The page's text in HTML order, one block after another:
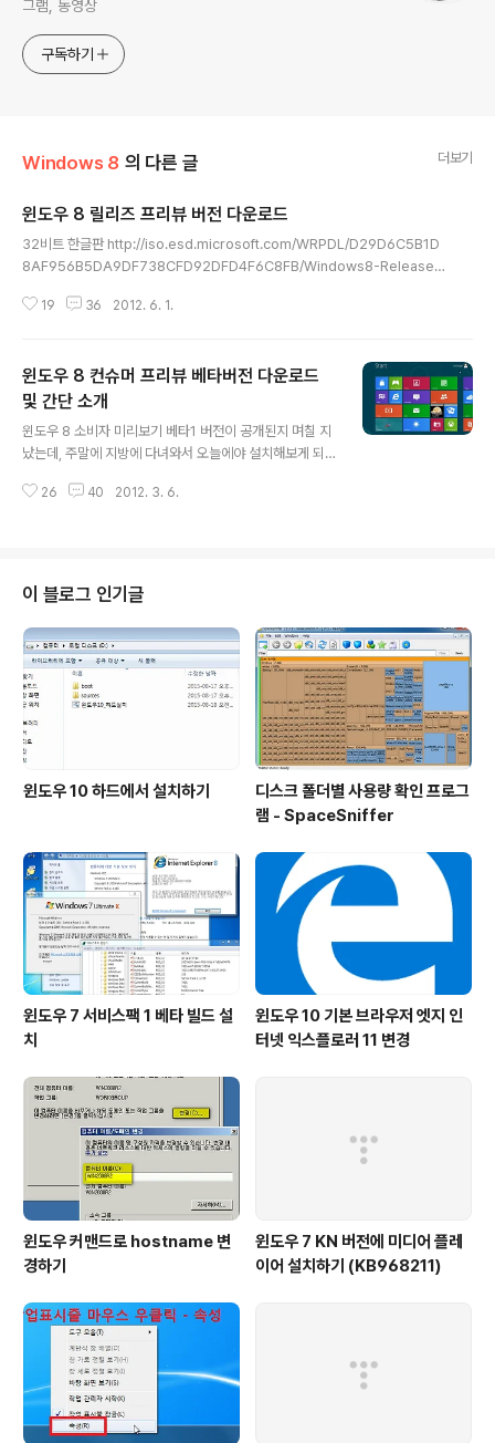
그램, 동영상
구독하기
Windows 8 의 다른 글 더보기
윈도우 8 릴리즈 프리뷰 버전 다운로드
32비트 한글판 http://iso.esd.microsoft.com/WRPDL/D29D6C5B1D
8AF956B5DA9DF738CFD92DFD4F6C8FB/Windows8-ReleaseP
m/WRPDL/D29D6C5B1D8AF956B5DA9DF738CFD92DFD4F6C8
이지에서 다운로드 하세요. http://windows.microsoft.com/ko-KR/wind
ows-8/iso 저는 회사라서 다운로드만 해놓고 설치는 ..
19 36 2012. 6. 1.
윈도우 8 컨슈머 프리뷰 베타버전 다운로드
및 간단 소개
윈도우 8 소비자 미리보기 베타1 버전이 공개된지 며칠 지
났는데, 주말에 지방에 다녀와서 오늘에야 설치해보게 되
있지 않아서... 윈도우 7 출시 때 처럼 적극적으로 설치해보
soft.com/en-US/windows-8/iso Windows Serve
r 8 Beta ISO image Download (우클릭 해서 다른 이
름으로 저장) 윈도우 8 컨슈머 프리뷰 버전은 위 페이지에
나와있는 대로 아래 제품키를 사용하시면 되구요 Produc
t Key: DNJXJ..
26 40 2012. 3. 6.
이 블로그 인기글
윈도우 10 하드에서 설치하기
디스크 폴더별 사용량 확인 프로그
램 - SpaceSniffer
윈도우 7 서비스팩 1 베타 빌드 설
치
윈도우 10 기본 브라우저 엣지 인
터넷 익스플로러 11 변경
윈도우 커맨드로 hostname 변
경하기
윈도우 7 KN 버전에 미디어 플레
이어 설치하기 (KB968211)